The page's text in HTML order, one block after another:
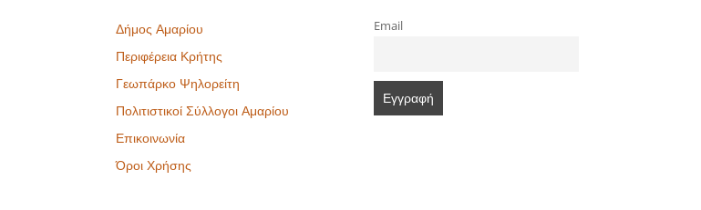
Δήμος Αμαρίου
Περιφέρεια Κρήτης
Γεωπάρκο Ψηλορείτη
Πολιτιστικοί Σύλλογοι Αμαρίου
Επικοινωνία
Όροι Χρήσης
Email